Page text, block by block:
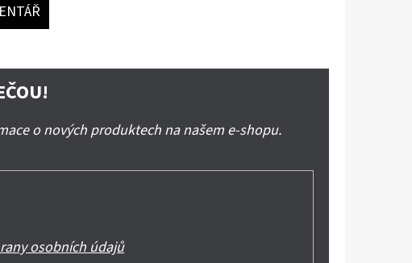
o nových produktech na našem e-shopu.
osobních údajů